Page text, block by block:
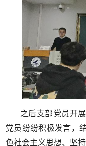
之后支部党员开
党员纷纷积极发言，
色社会主义思想、 坚